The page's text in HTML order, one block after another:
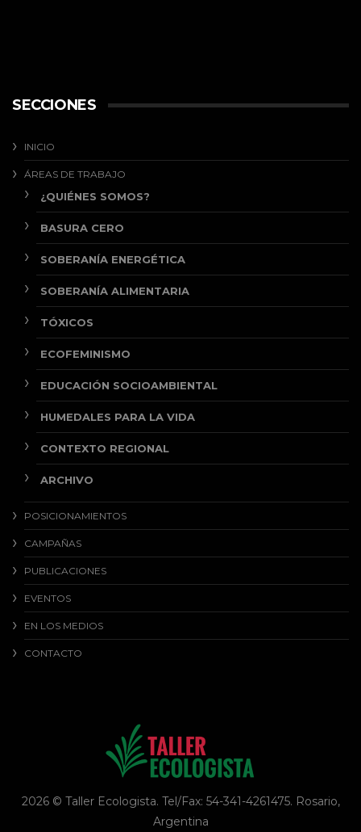
SECCIONES
INICIO
ÁREAS DE TRABAJO
¿QUIÉNES SOMOS?
BASURA CERO
SOBERANÍA ENERGÉTICA
SOBERANÍA ALIMENTARIA
TÓXICOS
ECOFEMINISMO
EDUCACIÓN SOCIOAMBIENTAL
HUMEDALES PARA LA VIDA
CONTEXTO REGIONAL
ARCHIVO
POSICIONAMIENTOS
CAMPAÑAS
PUBLICACIONES
EVENTOS
EN LOS MEDIOS
CONTACTO
2026 © Taller Ecologista. Tel/Fax: 54-341-4261475. Rosario,
Argentina